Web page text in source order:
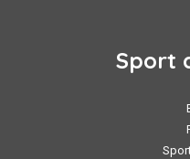
Sport